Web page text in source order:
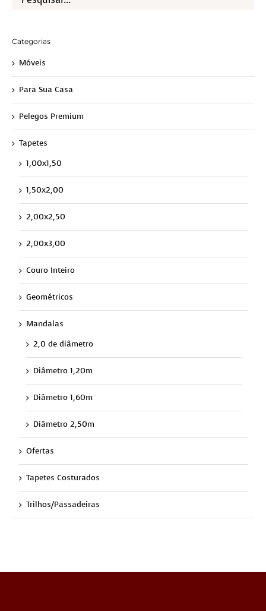
Categorias
Móveis
Para Sua Casa
Pelegos Premium
Tapetes
1,00x1,50
1,50x2,00
2,00x2,50
2,00x3,00
Couro Inteiro
Geométricos
Mandalas
2,0 de diâmetro
Diâmetro 1,20m
Diâmetro 1,60m
Diâmetro 2,50m
Ofertas
Tapetes Costurados
Trilhos/Passadeiras